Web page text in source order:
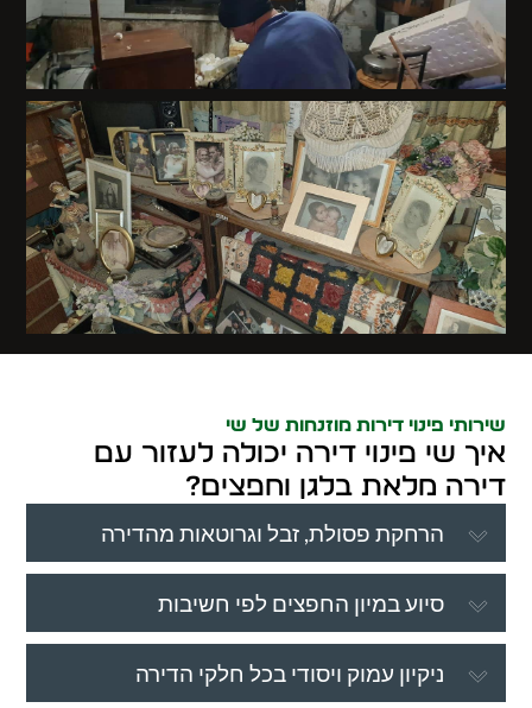
שירותי פינוי דירות מוזנחות של שי
איך שי פינוי דירה יכולה לעזור עם
דירה מלאת בלגן וחפצים?
הרחקת פסולת, זבל וגרוטאות מהדירה
סיוע במיון החפצים לפי חשיבות
ניקיון עמוק ויסודי בכל חלקי הדירה